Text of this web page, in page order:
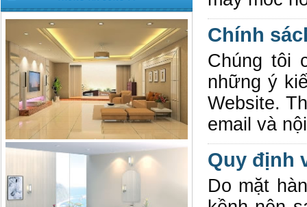
Chính
Chúng tôi
những ý
Website.
email và
Quy định
Do mặt